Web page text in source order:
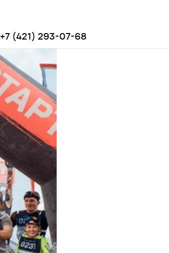
+7 (421) 293-07-68